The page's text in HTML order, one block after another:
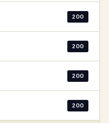
200
200
200
200